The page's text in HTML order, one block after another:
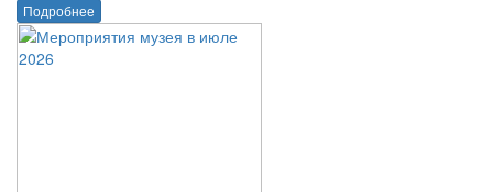
Подробнее